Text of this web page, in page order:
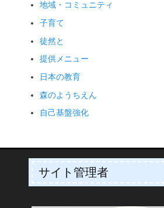
地域・コミュニティ
子育て
徒然と
提供メニュー
日本の教育
森のようちえん
自己基盤強化
サイト管理者